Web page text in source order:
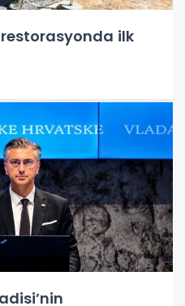
restorasyonda ilk